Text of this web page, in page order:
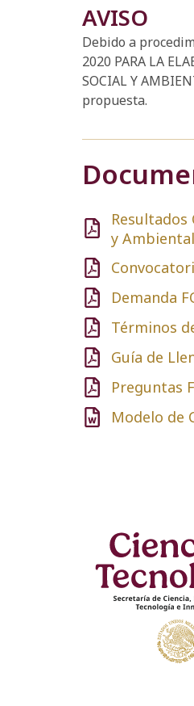
AVISO
Debido a
2020 PARA LA
SOCIAL Y
propuesta.
y
Demanda
Términos
Guía de
Preguntas
Modelo de